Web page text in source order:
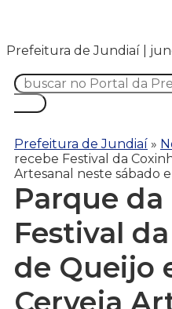
Prefeitura de Jundiaí |
Prefeitura de Jundiaí »
recebe Festival da
Artesanal neste sábado
Parque
Festival
de Queijo
Cerveja